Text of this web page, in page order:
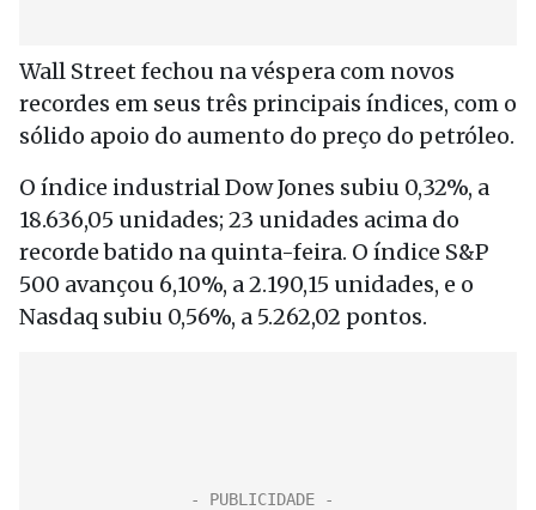
Wall Street fechou na véspera com novos
recordes em seus três principais índices, com o
sólido apoio do aumento do preço do petróleo.
O índice industrial Dow Jones subiu 0,32%, a
18.636,05 unidades; 23 unidades acima do
recorde batido na quinta-feira. O índice S&P
500 avançou 6,10%, a 2.190,15 unidades, e o
Nasdaq subiu 0,56%, a 5.262,02 pontos.